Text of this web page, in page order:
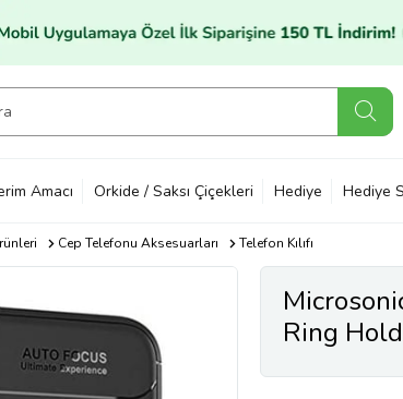
Amacı Orkide / Saksı Çiçekleri Hediye Hediye
Cep Telefonu Aksesuarları Telefon Kılıfı
Ring